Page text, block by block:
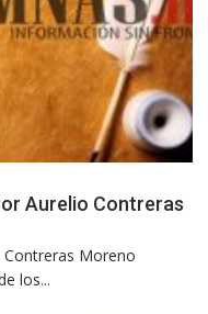
Aurelio Contreras
Moreno
los...